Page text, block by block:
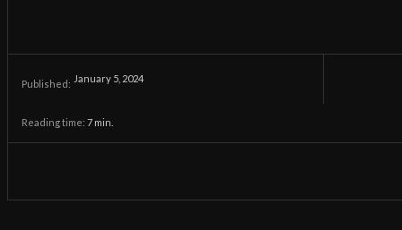
Published: January 5, 2024
Reading time: 7 min.